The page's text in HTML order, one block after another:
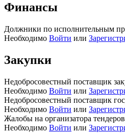
Финансы
Должники по исполнительным
Необходимо Войти или
Закупки
Недобросовестный поставщик
Необходимо Войти или
Недобросовестный поставщик
Необходимо Войти или
Жалобы на организатора тендеров
Необходимо Войти или